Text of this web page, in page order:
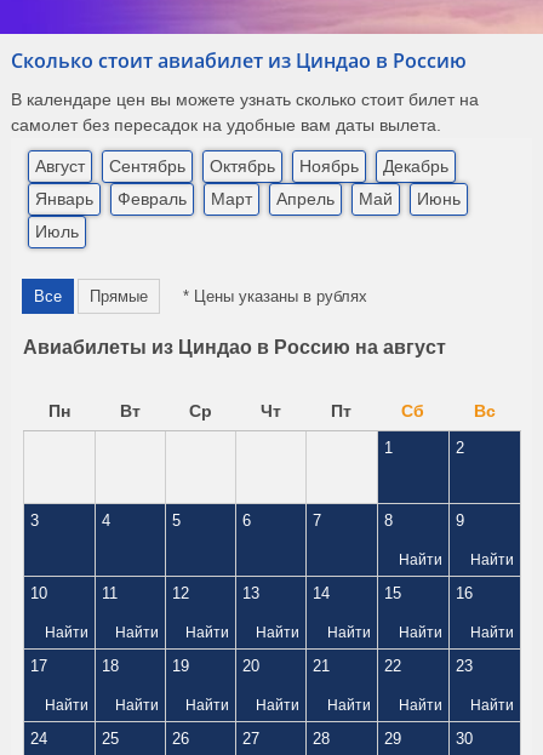
Сколько стоит авиабилет из Циндао в Россию
В календаре цен вы можете узнать сколько стоит билет на
самолет без пересадок на удобные вам даты вылета.
Август Сентябрь Октябрь Ноябрь
Декабрь
Январь
Февраль Март Апрель Май
Июнь
Июль
Все Прямые * Цены указаны в рублях
Авиабилеты из Циндао в Россию на август
Пн Вт Ср Чт Пт Сб Вс
1 2
3 4 5 6 7 8
Найти
9
Найти
10
Найти
11
Найти
12
Найти
13
Найти
14
Найти
15
Найти
16
Найти
17
Найти
18
Найти
19
Найти
20
Найти
21
Найти
22
Найти
23
Найти
24 25 26 27 28 29 30